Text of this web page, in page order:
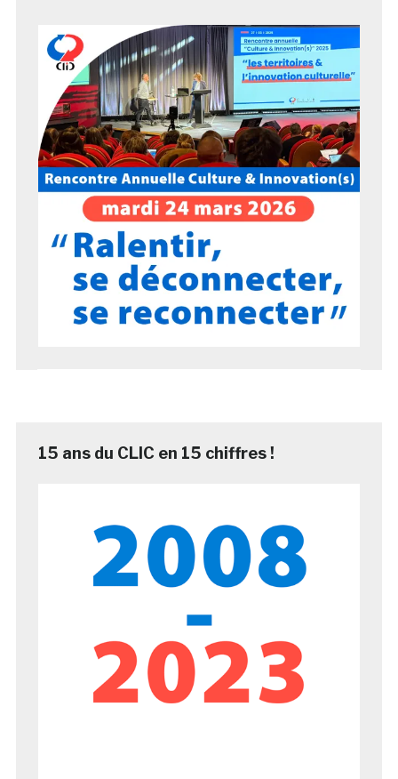
15 ans du CLIC en 15 chiffres !